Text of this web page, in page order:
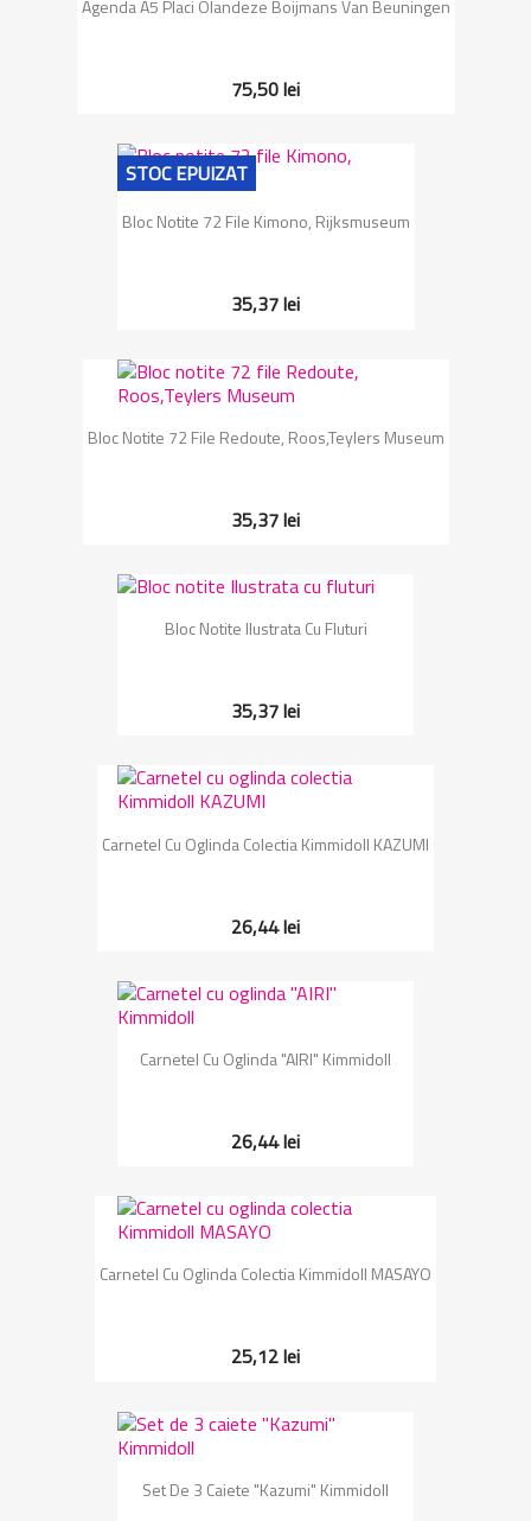
Agenda A5 Placi Olandeze Boijmans Van Beuningen
75,50 lei
Bloc Notite 72 File Kimono, Rijksmuseum
35,37 lei
STOC EPUIZAT
Bloc Notite 72 File Redoute, Roos,Teylers Museum
35,37 lei
Bloc Notite Ilustrata Cu Fluturi
35,37 lei
Carnetel Cu Oglinda Colectia Kimmidoll KAZUMI
26,44 lei
Carnetel Cu Oglinda "AIRI" Kimmidoll
26,44 lei
Carnetel Cu Oglinda Colectia Kimmidoll MASAYO
25,12 lei
Set De 3 Caiete "Kazumi" Kimmidoll